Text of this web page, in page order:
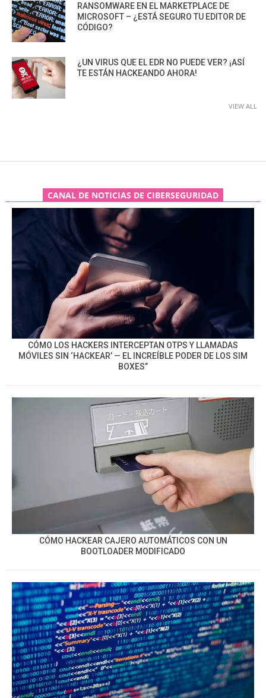
RANSOMWARE EN EL MARKETPLACE DE
MICROSOFT – ¿ESTÁ SEGURO TU EDITOR DE
CÓDIGO?
¿UN VIRUS QUE EL EDR NO PUEDE VER? ¡ASÍ
TE ESTÁN HACKEANDO AHORA!
VIEW ALL
CANAL DE NOTICIAS DE CIBERSEGURIDAD
CÓMO LOS HACKERS INTERCEPTAN OTPS Y LLAMADAS
MÓVILES SIN ‘HACKEAR’ — EL INCREÍBLE PODER DE LOS SIM
BOXES”
CÓMO HACKEAR CAJERO AUTOMÁTICOS CON UN
BOOTLOADER MODIFICADO